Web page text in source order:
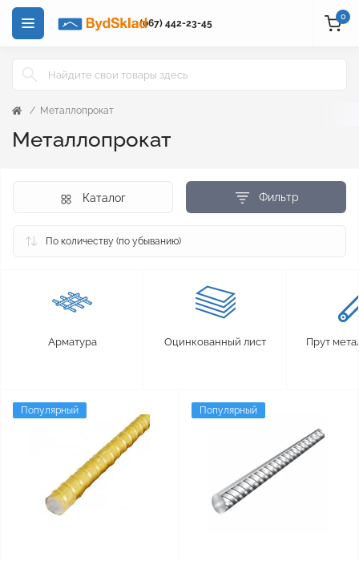
(067) 442-23-45
0
Металлопрокат
Металлопрокат
Фильтр
Каталог
Арматура Оцинкованный лист Прут
Популярный Популярный